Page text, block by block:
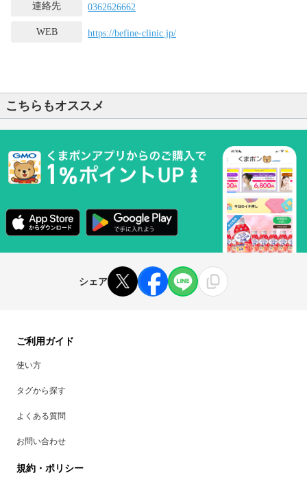
連絡先 0362626662
WEB https://befine-clinic.jp/
こちらもオススメ
シェア
ご利用ガイド
使い方
タグから探す
よくある質問
お問い合わせ
規約・ポリシー